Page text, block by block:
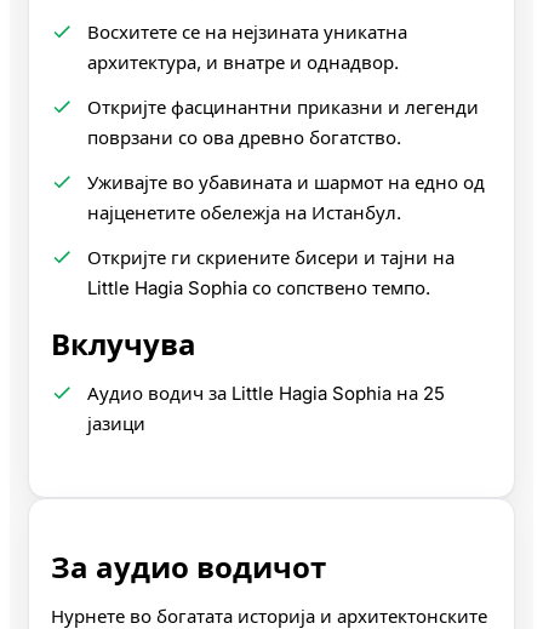
Восхитете се на нејзината уникатна
архитектура, и внатре и однадвор.
Откријте фасцинантни приказни и легенди
поврзани со ова древно богатство.
Уживајте во убавината и шармот на едно од
најценетите обележја на Истанбул.
Откријте ги скриените бисери и тајни на
Little Hagia Sophia со сопствено темпо.
Вклучува
Аудио водич за Little Hagia Sophia на 25
јазици
За аудио водичот
Нурнете во богатата историја и архитектонските